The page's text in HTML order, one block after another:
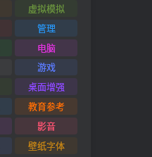
虚拟模拟
管理
电脑
游戏
桌面增强
教育参考
影音
壁纸字体